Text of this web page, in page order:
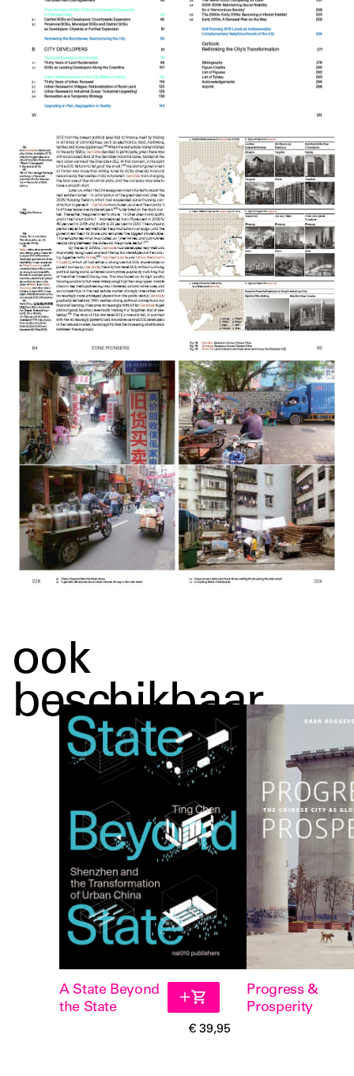
ook
beschikbaar
A State Beyond
the State
€ 39,95
Progress &
Prosperity